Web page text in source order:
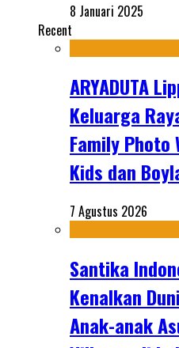
8 Januari 2025
Recent
ARYADUTA
Keluarga
Family Photo
Kids dan
7 Agustus 2026
Santika
Kenalkan
Anak-anak